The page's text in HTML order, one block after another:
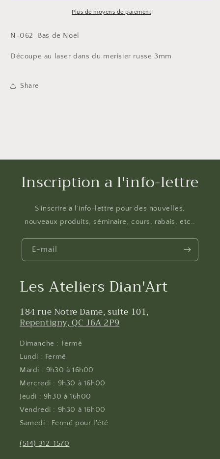
en
en
merisier
Plus de moyens de paiement
N-062 Bas de Noël
Découpe au laser dans du merisier russe 3mm
Share
Inscription a l'info-lettre
S'inscrire a l'info-lettre pour des nouvelles,
nouveaux produits, séminaire, cours, rabais, etc..
E-mail
Les Ateliers Dian'Art
184 rue Notre Dame, suite 101,
Repentigny, QC J6A 2P9
Dimanche : Fermé
Lundi : Fermé
Mardi : 9h30 à 16h00
Mercredi : 9h30 à 16h00
Jeudi : 9h30 à 16h00
Vendredi : 9h30 à 16h00
Samedi : Fermé pour l'été
(514) 312-1570